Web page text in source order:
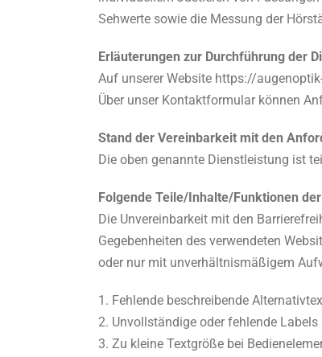
Sehwerte sowie die Messung der
Erläuterungen zur Durchführung der
Auf unserer Website https://
Über unser Kontaktformular können
Stand der Vereinbarkeit mit den
Die oben genannte Dienstleistung ist
Folgende Teile/Inhalte/Funktionen
Die Unvereinbarkeit mit den
Gegebenheiten des verwendeten
oder nur mit unverhältnismäßigem
1. Fehlende beschreibende
2. Unvollständige oder fehlende Labels
3. Zu kleine Textgröße bei